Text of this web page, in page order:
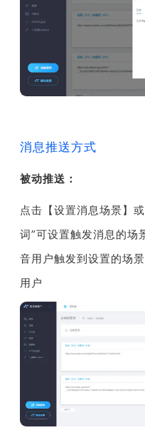
消息推送方式
被动推送：
点击【设置消息场景】
词”可设置触发消息的场
音用户触发到设置的场
用户